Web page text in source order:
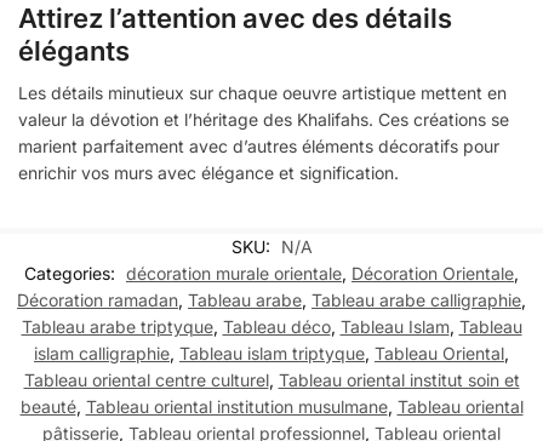
Attirez l’attention avec des détails
élégants
Les détails minutieux sur chaque oeuvre artistique mettent en
valeur la dévotion et l’héritage des Khalifahs. Ces créations se
marient parfaitement avec d’autres éléments décoratifs pour
enrichir vos murs avec élégance et signification.
SKU:
N/A
Categories: décoration murale orientale, Décoration Orientale,
Décoration ramadan, Tableau arabe, Tableau arabe calligraphie,
Tableau arabe triptyque, Tableau déco, Tableau Islam, Tableau
islam calligraphie, Tableau islam triptyque, Tableau Oriental,
Tableau oriental centre culturel, Tableau oriental institut soin et
beauté, Tableau oriental institution musulmane, Tableau oriental
pâtisserie, Tableau oriental professionnel, Tableau oriental